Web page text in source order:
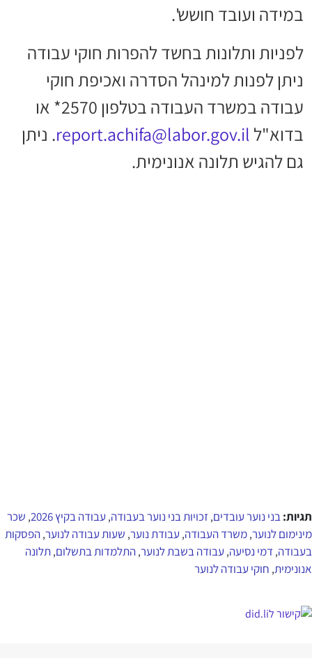
במידה ועובד חושש'.
לפניות ותלונות בחשד להפרות חוקי עבודה
ניתן לפנות למינהל הסדרה ואכיפת חוקי
עבודה במשרד העבודה בטלפון 2570* או
בדוא"ל report.achifa@labor.gov.il. ניתן
גם להגיש תלונה אנונימית.
תגיות:בני נוער עובדים,זכויות בני נוער בעבודה, עבודה בקיץ 2026 , שכר
מינימום לנוער,משרד העבודה, עבודת נוער, שעות עבודה לנוער,הפסקות
בעבודה, דמי נסיעה, עבודה בשבת לנוער,התלמדות בתשלום,תלונה
אנונימית, חוקי עבודה לנוער